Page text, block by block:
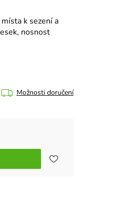
k sezení a
nosnost
Možnosti doručení